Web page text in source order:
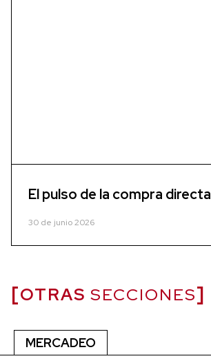
El pulso de la compra directa
30 de junio 2026
OTRAS SECCIONES
MERCADEO